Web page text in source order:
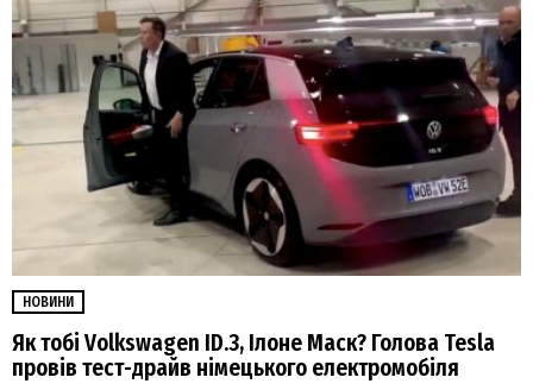
НОВИНИ
Як тобі Volkswagen ID.3, Ілоне Маск? Голова Tesla
провів тест-драйв німецького електромобіля